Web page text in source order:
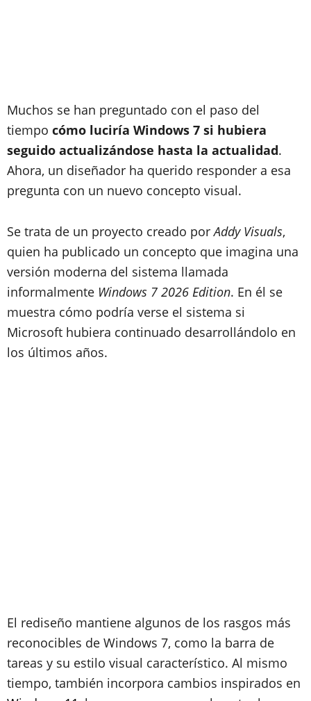
Muchos se han preguntado con el paso del
tiempo cómo luciría Windows 7 si hubiera
seguido actualizándose hasta la actualidad.
Ahora, un diseñador ha querido responder a esa
pregunta con un nuevo concepto visual.
Se trata de un proyecto creado porAddy Visuals,
quien ha publicado un concepto que imagina una
versión moderna del sistema llamada
informalmente Windows 7 2026 Edition. En él se
muestra cómo podría verse el sistema si
Microsoft hubiera continuado desarrollándolo en
los últimos años.
El rediseño mantiene algunos de los rasgos más
reconocibles de Windows 7, como la barra de
tareas y su estilo visual característico. Al mismo
tiempo, también incorpora cambios inspirados en